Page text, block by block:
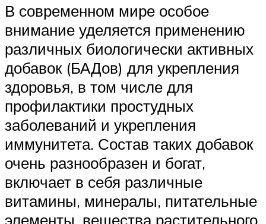
В современном мире особое
внимание уделяется применению
различных биологически активных
добавок (БАДов) для укрепления
здоровья, в том числе для
профилактики простудных
заболеваний и укрепления
иммунитета. Состав таких добавок
очень разнообразен и богат,
включает в себя различные
витамины, минералы, питательные
элементы, вещества растительного